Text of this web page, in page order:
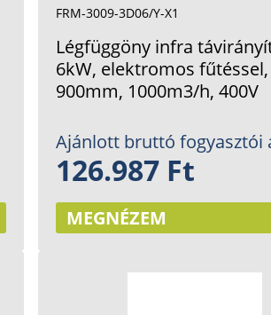
FRM-3009-3D06/Y-X1
Légfüggöny infra
6kW, elektromos fűtéssel,
900mm, 1000m3/h, 400V
Ajánlott bruttó fogyasztói
126.987 Ft
MEGNÉZEM